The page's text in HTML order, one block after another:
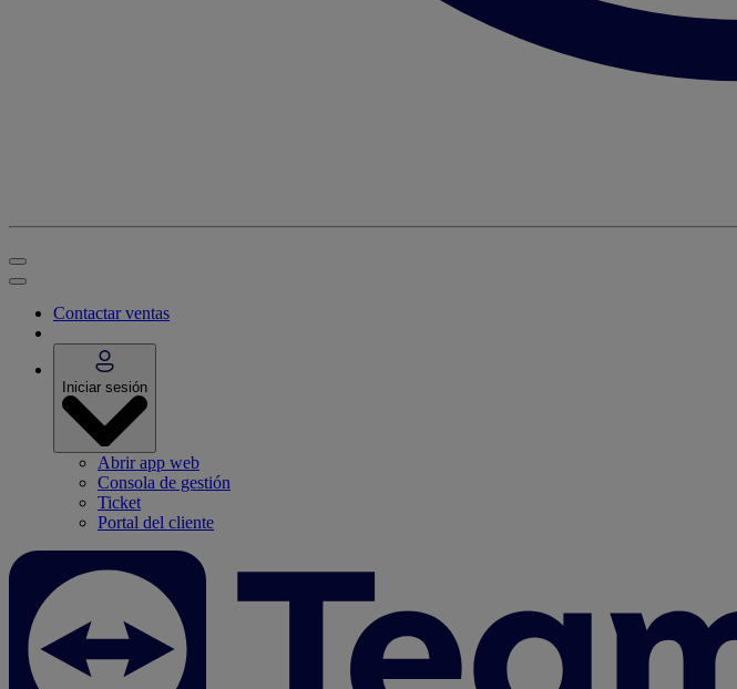
Contactar ventas
Iniciar sesión
Abrir app web
Consola de gestión
Ticket
Portal del cliente